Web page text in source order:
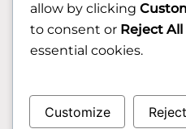
allow by clicking
to consent or Reject All
essential cookies.
Customize